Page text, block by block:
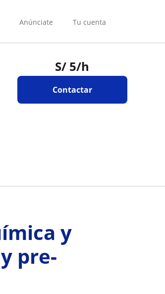
Anúnciate Tu cuenta
S/ 5/h
Contactar
y
pre-